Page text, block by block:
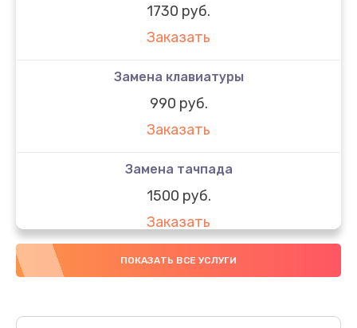
1730 руб.
Заказать
Замена клавиатуры
990 руб.
Заказать
Замена тачпада
1500 руб.
Заказать
Замена южного моста
Заказать
ПОКАЗАТЬ ВСЕ УСЛУГИ